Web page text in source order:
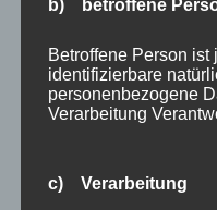
April 2024(5)
Februar 2024(4)
Januar 2024(5)
Dezember 2023(8)
November 2023(5)
August 2023(4)
b) betroffene
Betroffene Person
identifizierbare
personenbezogene
Verarbeitung
c) Verarbeitung